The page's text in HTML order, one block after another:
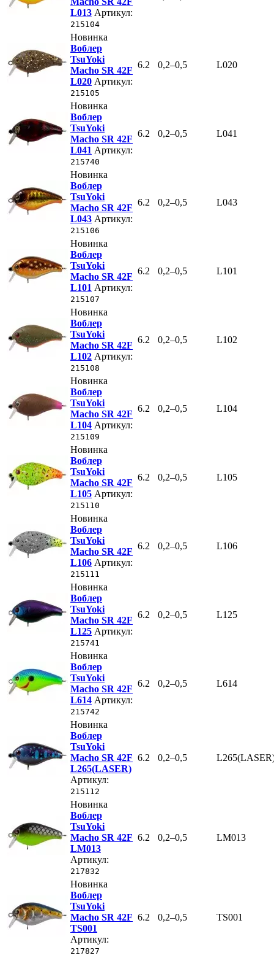
L013 Артикул:
215104
Новинка
Воблер
TsuYoki
Macho SR 42F
L020 Артикул:
215105
6.2 0,2–0,5 L020
Новинка
Воблер
TsuYoki
Macho SR 42F
L041 Артикул:
215740
6.2 0,2–0,5 L041
Новинка
Воблер
TsuYoki
Macho SR 42F
L043 Артикул:
215106
6.2 0,2–0,5 L043
Новинка
Воблер
TsuYoki
Macho SR 42F
L101 Артикул:
215107
6.2 0,2–0,5 L101
Новинка
Воблер
TsuYoki
Macho SR 42F
L102 Артикул:
215108
6.2 0,2–0,5 L102
Новинка
Воблер
TsuYoki
Macho SR 42F
L104 Артикул:
215109
6.2 0,2–0,5 L104
Новинка
Воблер
TsuYoki
Macho SR 42F
L105 Артикул:
215110
6.2 0,2–0,5 L105
Новинка
Воблер
TsuYoki
Macho SR 42F
L106 Артикул:
215111
6.2 0,2–0,5 L106
Новинка
Воблер
TsuYoki
Macho SR 42F
L125 Артикул:
215741
6.2 0,2–0,5 L125
Новинка
Воблер
TsuYoki
Macho SR 42F
L614 Артикул:
215742
6.2 0,2–0,5 L614
Новинка
Воблер
TsuYoki
Macho SR 42F
L265(LASER)
Артикул:
215112
6.2 0,2–0,5
Новинка
Воблер
TsuYoki
Macho SR 42F
LM013
Артикул:
217832
6.2 0,2–0,5 LM013
Новинка
Воблер
TsuYoki
Macho SR 42F
TS001
Артикул:
217827
6.2 0,2–0,5 TS001